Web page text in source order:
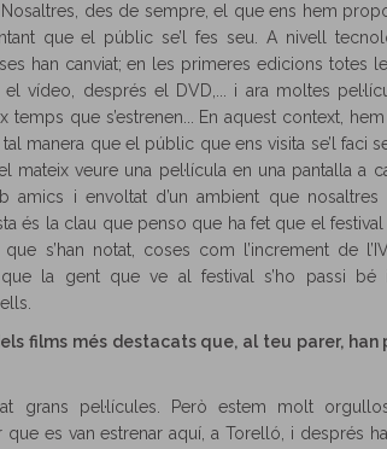
des de sempre, el que ens hem
que el públic se’l fes seu. A nivell
han canviat; en les primeres edicions totes
el vídeo, després el DVD,... i ara moltes
temps que s’estrenen... En aquest context,
manera que el públic que ens visita se’l faci
mateix veure una pel·lícula en una pantalla a
amics i envoltat d’un ambient que
és la clau que penso que ha fet que el festival
s’han notat, coses com l’increment de
la gent que ve al festival s’ho passi bé
films més destacats que, al teu parer,
grans pel·lícules. Però estem molt
es van estrenar aquí, a Torelló, i després